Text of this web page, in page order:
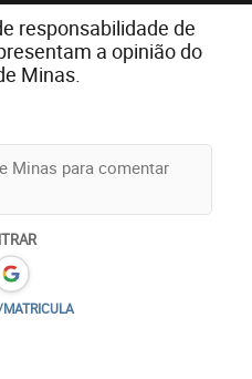
responsabilidade de
a opinião do
Minas.